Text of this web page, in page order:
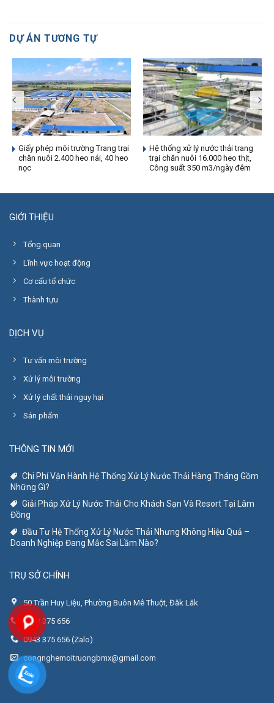
DỰ ÁN TƯƠNG TỰ
Giấy phép môi trường Trang trại
chăn nuôi 2.400 heo nái, 40 heo
nọc
Hệ thống xử lý nước thải trang
trại chăn nuôi 16.000 heo thịt,
Công suất 350 m3/ngày đêm
GIỚI THIỆU
Tổng quan
Lĩnh vực hoạt động
Cơ cấu tổ chức
Thành tựu
DỊCH VỤ
Tư vấn môi trường
Xử lý môi trường
Xử lý chất thải nguy hại
Sản phẩm
THÔNG TIN MỚI
Chi Phí Vận Hành Hệ Thống Xử Lý Nước Thải Hàng Tháng Gồm
Những Gì?
Giải Pháp Xử Lý Nước Thải Cho Khách Sạn Và Resort Tại Lâm
Đồng
Đầu Tư Hệ Thống Xử Lý Nước Thải Nhưng Không Hiệu Quả –
Doanh Nghiệp Đang Mắc Sai Lầm Nào?
TRỤ SỞ CHÍNH
50 Trần Huy Liệu, Phường Buôn Mê Thuột, Đăk Lăk
0943 375 656
0943 375 656 (Zalo)
congnghemoitruongbmx@gmail.com